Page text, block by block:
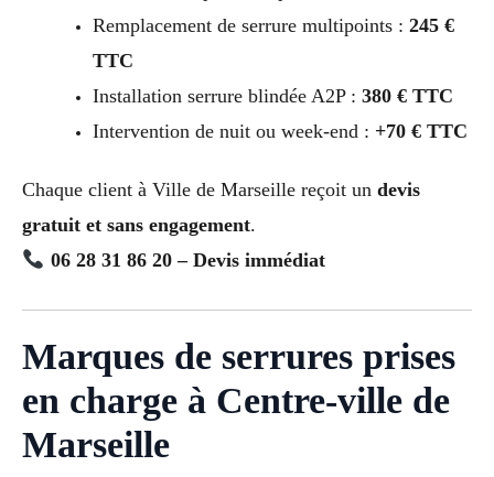
Remplacement de serrure multipoints : 245 €
TTC
Installation serrure blindée A2P : 380 € TTC
Intervention de nuit ou week-end : +70 € TTC
Chaque client à Ville de Marseille reçoit un devis
gratuit et sans engagement.
06 28 31 86 20 – Devis immédiat
Marques de serrures prises
en charge à Centre-ville de
Marseille